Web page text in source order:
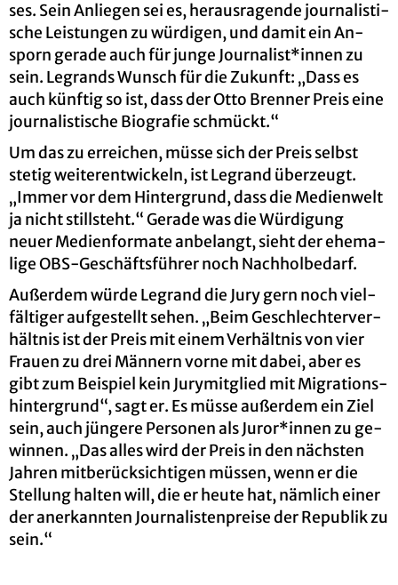
ses. Sein An­lie­gen sei es, her­aus­ra­gen­de jour­na­lis­ti­
sche Leis­tun­gen zu wür­di­gen, und damit ein An­
sporn ge­ra­de auch für junge Jour­na­list*innen zu
sein. Le­grands Wunsch für die Zu­kunft: „Dass es
auch künf­tig so ist, dass der Otto Bren­ner Preis eine
jour­na­lis­ti­sche Bio­gra­fie schmückt.“
Um das zu er­rei­chen, müsse sich der Preis selbst
ste­tig wei­ter­ent­wi­ckeln, ist Le­g­rand über­zeugt.
„Immer vor dem Hin­ter­grund, dass die Me­di­en­welt
ja nicht still­steht.“ Ge­ra­de was die Wür­di­gung
neuer Me­di­en­for­ma­te an­be­langt, sieht der ehe­ma­
li­ge OBS-Ge­schäfts­füh­rer noch Nach­hol­be­darf.
Au­ßer­dem würde Le­g­rand die Jury gern noch viel­
fäl­ti­ger auf­ge­stellt sehen. „Beim Ge­schlech­ter­ver­
hält­nis ist der Preis mit einem Ver­hält­nis von vier
Frau­en zu drei Män­nern vorne mit dabei, aber es
gibt zum Bei­spiel kein Ju­ry­mit­glied mit Mi­gra­ti­ons­
hin­ter­grund“, sagt er. Es müsse au­ßer­dem ein Ziel
sein, auch jün­ge­re Per­so­nen als Juror*innen zu ge­
win­nen. „Das alles wird der Preis in den nächs­ten
Jah­ren mit­be­rück­sich­ti­gen müs­sen, wenn er die
Stel­lung hal­ten will, die er heute hat, näm­lich einer
der an­er­kann­ten Jour­na­lis­ten­prei­se der Re­pu­blik zu
sein.“